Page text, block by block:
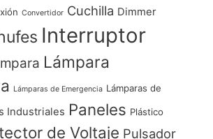
Convertidor Cuchilla Dimmer
Interruptor
Lámpara
Lámparas de Emergencia Lámparas de
Industriales Paneles Plástico
de Voltaje Pulsador